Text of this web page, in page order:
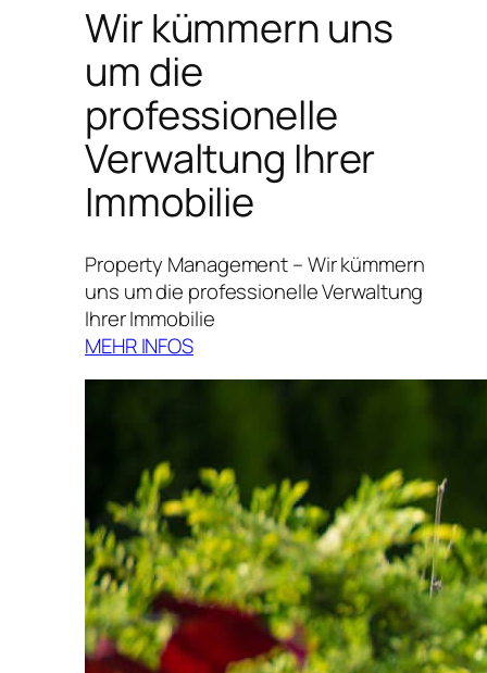
Wir kümmern uns
um die
professionelle
Verwaltung Ihrer
Immobilie
Property Management – Wir kümmern
uns um die professionelle Verwaltung
Ihrer Immobilie
MEHR INFOS